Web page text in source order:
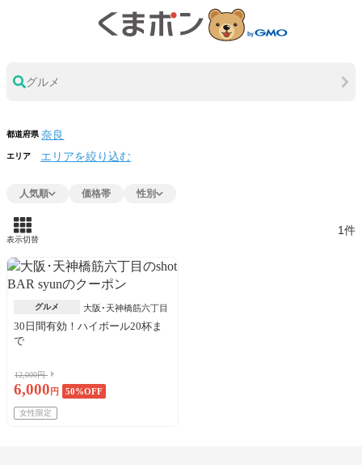
グルメ
都道府県
エリア エリアを絞り込む
人気順 価格帯 性別
表示切替
1件
グルメ 大阪･天神橋筋六丁目
30日間有効！ハイボール20杯ま
で
12,000円
6,000 円 50%OFF
女性限定